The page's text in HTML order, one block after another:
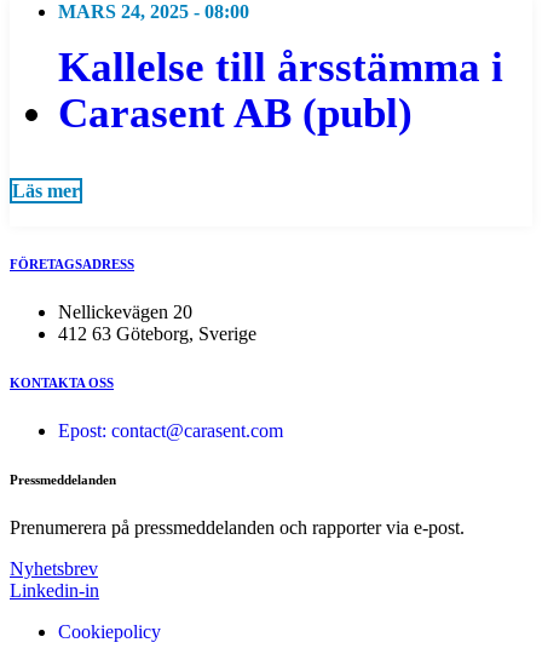
MARS 24, 2025 - 08:00
Kallelse till årsstämma i
Carasent AB (publ)
Läs mer
FÖRETAGSADRESS
Nellickevägen 20
412 63 Göteborg, Sverige
KONTAKTA OSS
Epost: contact@carasent.com
Pressmeddelanden
Prenumerera på pressmeddelanden och rapporter via e-post.
Nyhetsbrev
Linkedin-in
Cookiepolicy